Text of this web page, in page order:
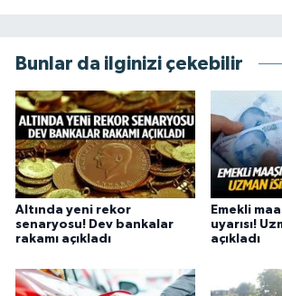
Bunlar da ilginizi çekebilir
Altında yeni rekor
senaryosu! Dev bankalar
rakamı açıkladı
Emekli
uyarısı!
açıkladı